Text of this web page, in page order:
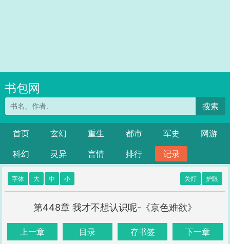
书包网
搜索
首页 玄幻 重生 都市 军史
网游
科幻
灵异 言情 排行 记录
字体 大 中 小 关灯 护眼
第448章 我才不想认识呢-《京色难欲》
上一章 目录 存书签 下一章